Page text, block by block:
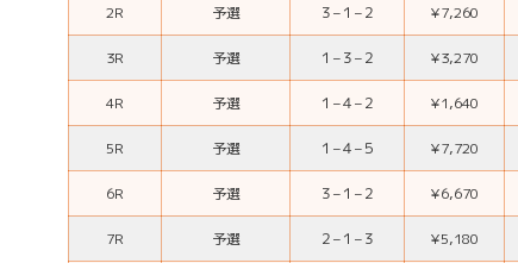
2R 予選 ３–１ –２ ¥7,260
3R 予選 １ –３–２ ¥3,270
4R 予選 １ –４–２ ¥1,640
5R 予選 １ –４–５ ¥7,720
6R 予選 ３–１ –２ ¥6,670
7R 予選 ２–１ –３ ¥5,180